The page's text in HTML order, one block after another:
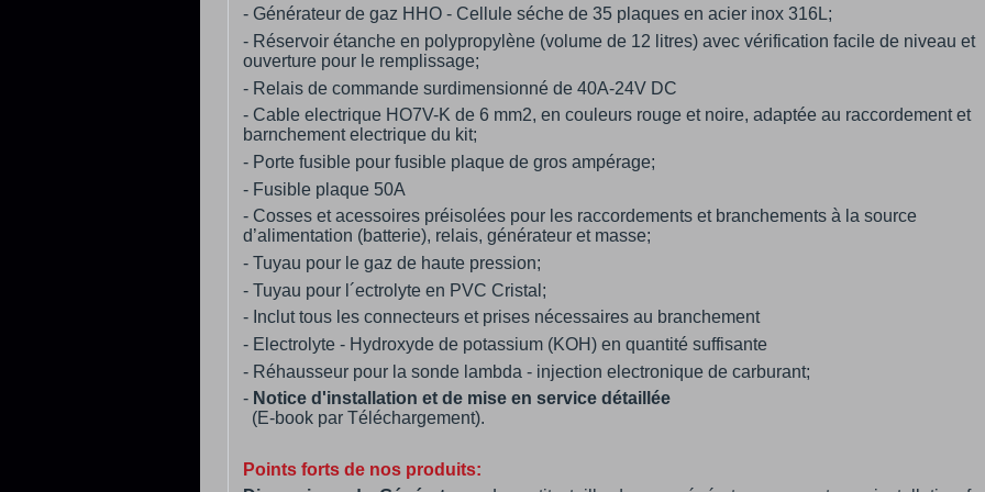
- Générateur de gaz HHO - Cellule séche de 35 plaques en acier inox 316L;
- Réservoir étanche en polypropylène (volume de 12 litres) avec vérification facile de niveau et
ouverture pour le remplissage;
- Relais de commande surdimensionné de 40A-24V DC
- Cable electrique HO7V-K de 6 mm2, en couleurs rouge et noire, adaptée au raccordement et
barnchement electrique du kit;
- Porte fusible pour fusible plaque de gros ampérage;
- Fusible plaque 50A
- Cosses et acessoires préisolées pour les raccordements et branchements à la source
d’alimentation (batterie), relais, générateur et masse;
- Tuyau pour le gaz de haute pression;
- Tuyau pour l´ectrolyte en PVC Cristal;
- Inclut tous les connecteurs et prises nécessaires au branchement
- Electrolyte - Hydroxyde de potassium (KOH) en quantité suffisante
- Réhausseur pour la sonde lambda - injection electronique de carburant;
- Notice d'installation et de mise en service détaillée
(E-book par Téléchargement).
Points forts de nos produits: